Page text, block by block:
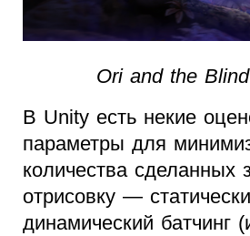
Ori and the
В Unity есть некие
параметры для
количества сделанных
отрисовку —
динамический батчинг